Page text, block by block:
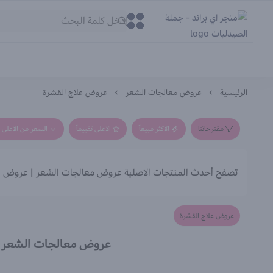
متجر اي براند - جملة الصيدليات
0
0
الرئيسية عروض معالجات الشعر عروض علاج القشرة
مقترحاتنا الاكثر مبيعاً الاعلى تقييماً السعر من الاعلى
تصفح أحدث المنتجات الاصلية عروض معالجات الشعر | عروض
عروض علاج القشرة
عروض معالجات